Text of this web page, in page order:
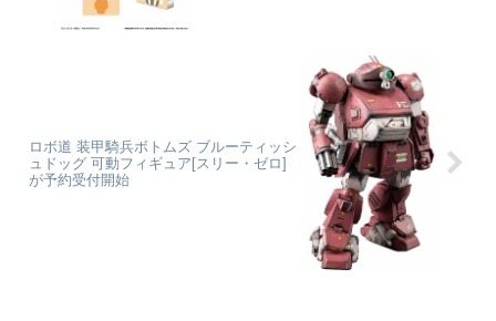
ロボ道 装甲騎兵ボトムズ ブルーティッシ
ュドッグ 可動フィギュア[スリー・ゼロ]
が予約受付開始